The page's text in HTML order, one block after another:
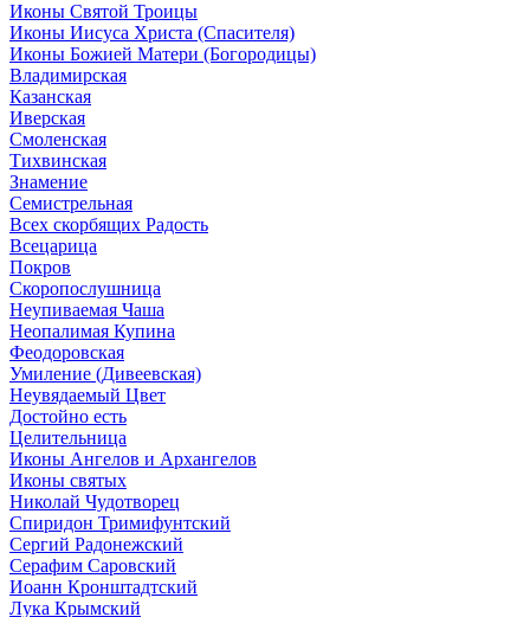
Иконы Святой Троицы
Иконы Иисуса Христа (Спасителя)
Иконы Божией Матери (Богородицы)
Владимирская
Казанская
Иверская
Смоленская
Тихвинская
Знамение
Семистрельная
Всех скорбящих Радость
Всецарица
Покров
Скоропослушница
Неупиваемая Чаша
Неопалимая Купина
Феодоровская
Умиление (Дивеевская)
Неувядаемый Цвет
Достойно есть
Целительница
Иконы Ангелов и Архангелов
Иконы святых
Николай Чудотворец
Спиридон Тримифунтский
Сергий Радонежский
Серафим Саровский
Иоанн Кронштадтский
Лука Крымский